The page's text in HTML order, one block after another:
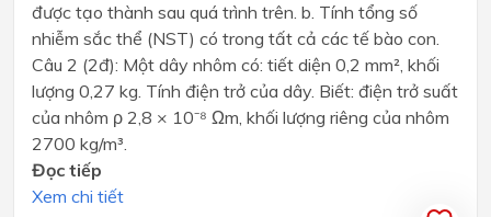
được tạo thành sau quá trình trên. b. Tính tổng số
nhiễm sắc thể (NST) có trong tất cả các tế bào con.
Câu 2 (2đ): Một dây nhôm có: tiết diện 0,2 mm², khối
lượng 0,27 kg. Tính điện trở của dây. Biết: điện trở suất
của nhôm ρ 2,8 × 10⁻⁸ Ωm, khối lượng riêng của nhôm
2700 kg/m³.
Đọc tiếp
Xem chi tiết